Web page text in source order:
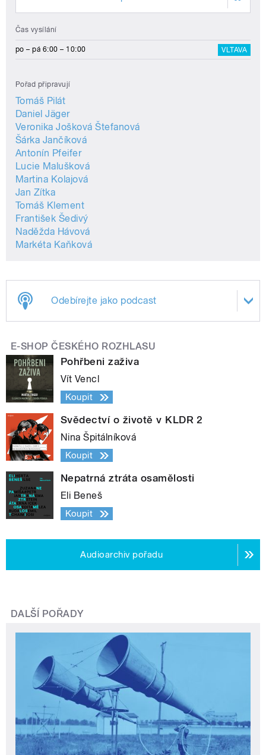
Čas vysílání
po – pá 6:00 – 10:00 VLTAVA
Pořad připravují
Tomáš Pilát
Daniel Jäger
Veronika Jošková Štefanová
Šárka Jančíková
Antonín Pfeifer
Lucie Malušková
Martina Kolajová
Jan Zítka
Tomáš Klement
František Šedivý
Naděžda Hávová
Markéta Kaňková
Odebírejte jako podcast
E-SHOP ČESKÉHO ROZHLASU
Pohřbeni zaživa
Vít Vencl
Koupit
Svědectví o životě v KLDR 2
Nina Špitálníková
Koupit
Nepatrná ztráta osamělosti
Eli Beneš
Koupit
Audioarchiv pořadu
DALŠÍ POŘADY